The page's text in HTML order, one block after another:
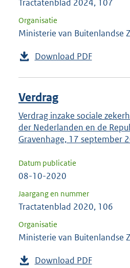
Tractatenblad 2024, 107
Organisatie
Ministerie van Buitenlandse
Download PDF
Verdrag
Verdrag inzake sociale
der Nederlanden en de
Gravenhage, 17 september
Datum publicatie
08-10-2020
Jaargang en nummer
Tractatenblad 2020, 106
Organisatie
Ministerie van Buitenlandse
Download PDF